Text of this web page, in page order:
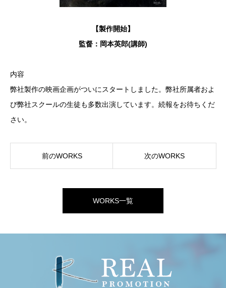
【製作開始】
監督：岡本英郎(講師)
内容
弊社製作の映画企画がついにスタートしました。弊社所属者およ
び弊社スクールの生徒も多数出演しています。続報をお待ちくだ
さい。
前のWORKS 次のWORKS
WORKS一覧